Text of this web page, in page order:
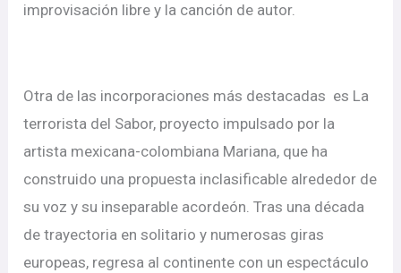
improvisación libre y la canción de autor.
Otra de las incorporaciones más destacadas es La
terrorista del Sabor, proyecto impulsado por la
artista mexicana-colombiana Mariana, que ha
construido una propuesta inclasificable alrededor de
su voz y su inseparable acordeón. Tras una década
de trayectoria en solitario y numerosas giras
europeas, regresa al continente con un espectáculo